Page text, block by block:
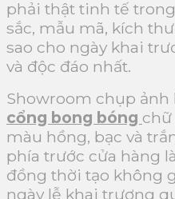
phải thật tinh tế
sắc, mẫu mã, kích
sao cho ngày khai
và độc đáo nhất.
Showroom chụp ảnh
cổng bong bóng chữ
màu hồng, bạc và
phía trước cửa hàng
đồng thời tạo không
ngày lễ khai trương